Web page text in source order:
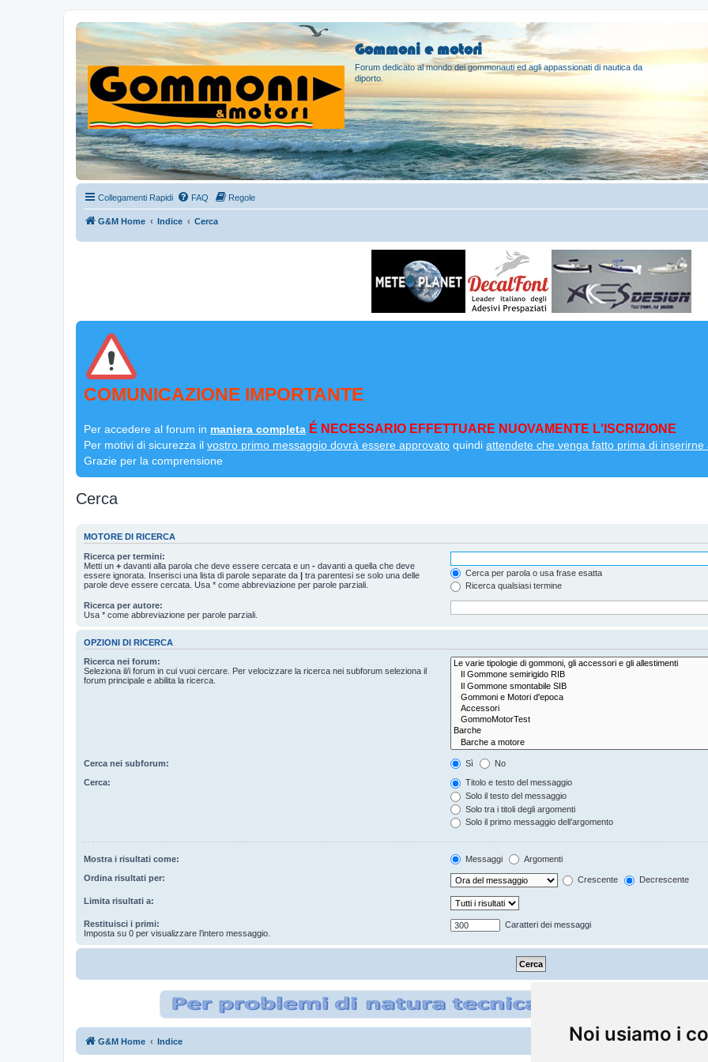
Noi usiamo i
Gommoni e motori
Forum dedicato al mondo dei gommonauti ed agli appassionati di nautica da
diporto.
Collegamenti Rapidi FAQ Regole
G&M Home Indice Cerca
COMUNICAZIONE IMPORTANTE
Per accedere al forum in maniera completa É NECESSARIO EFFETTUARE NUOVAMENTE L'ISCRIZIONE
Per motivi di sicurezza il vostro primo messaggio dovrà essere approvato quindi attendete che venga fatto prima di inserirne
Grazie per la comprensione
Cerca
MOTORE DI RICERCA
Ricerca per termini:
Metti un + davanti alla parola che deve essere cercata e un - davanti a quella che deve
essere ignorata. Inserisci una lista di parole separate da | tra parentesi se solo una delle
parole deve essere cercata. Usa * come abbreviazione per parole parziali.
Cerca per parola o usa frase esatta
Ricerca qualsiasi termine
Ricerca per autore:
Usa * come abbreviazione per parole parziali.
OPZIONI DI RICERCA
Ricerca nei forum:
Seleziona il/i forum in cui vuoi cercare. Per velocizzare la ricerca nei subforum seleziona il
forum principale e abilita la ricerca.
Cerca nei subforum: Sì No
Cerca:
Titolo e testo del messaggio
Solo il testo del messaggio
Solo tra i titoli degli argomenti
Solo il primo messaggio dell’argomento
Mostra i risultati come: Messaggi Argomenti
Ordina risultati per: Crescente Decrescente
Limita risultati a:
Restituisci i primi:
Imposta su 0 per visualizzare l’intero messaggio.
Caratteri dei messaggi
G&M Home Indice